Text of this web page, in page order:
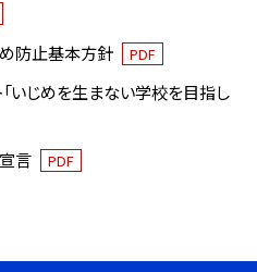
防止基本方針 PDF
いじめを生まない学校を目指し
言 PDF